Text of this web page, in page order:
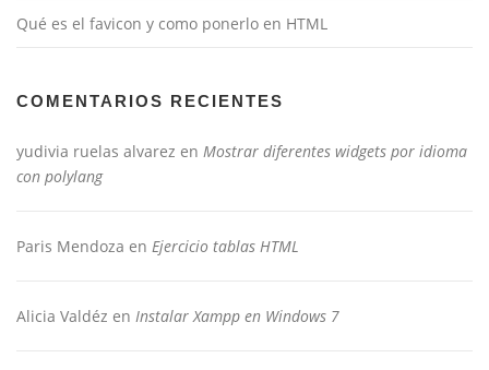
Qué es el favicon y como ponerlo en HTML
COMENTARIOS RECIENTES
yudivia ruelas alvarez en Mostrar diferentes widgets por idioma
con polylang
Paris Mendoza en Ejercicio tablas HTML
Alicia Valdéz en Instalar Xampp en Windows 7